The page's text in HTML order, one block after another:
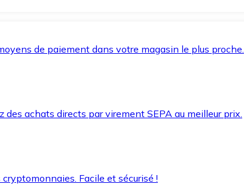
de paiement dans votre magasin le plus proche.
achats directs par virement SEPA au meilleur prix.
Facile et sécurisé !